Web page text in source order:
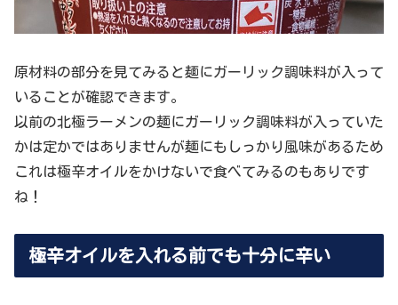
原材料の部分を見てみると麺にガーリック調味料が入って
いることが確認できます。
以前の北極ラーメンの麺にガーリック調味料が入っていた
かは定かではありませんが麺にもしっかり風味があるため
これは極辛オイルをかけないで食べてみるのもありです
ね！
極辛オイルを入れる前でも十分に辛い